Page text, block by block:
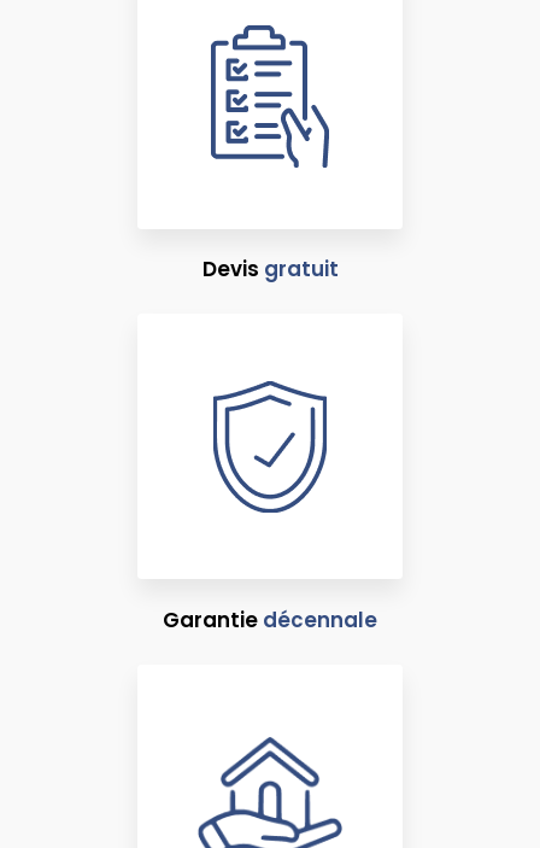
Devis gratuit
Garantie décennale